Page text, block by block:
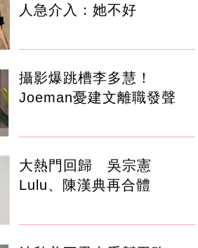
人急介入：她不好
攝影爆跳槽李多慧！
Joeman憂建文離職發聲
大熱門回歸 吳宗憲
Lulu、陳漢典再合體